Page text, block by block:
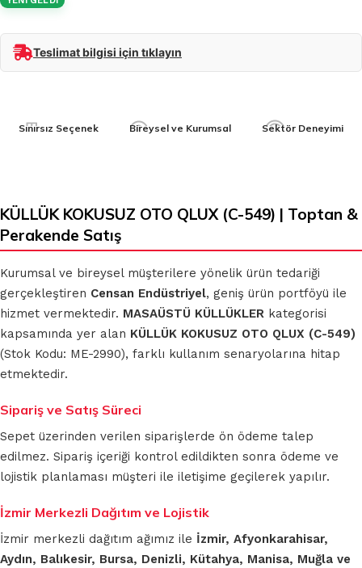
Teslimat bilgisi için tıklayın
Sınırsız Seçenek Bireysel ve Kurumsal Sektör Deneyimi
KÜLLÜK KOKUSUZ OTO QLUX (C-549) | Toptan &
Perakende Satış
Kurumsal ve bireysel müşterilere yönelik ürün tedariği
gerçekleştiren Censan Endüstriyel, geniş ürün portföyü ile
hizmet vermektedir. MASAÜSTÜ KÜLLÜKLER kategorisi
kapsamında yer alan KÜLLÜK KOKUSUZ OTO QLUX (C-549)
(Stok Kodu: ME-2990), farklı kullanım senaryolarına hitap
etmektedir.
Sipariş ve Satış Süreci
Sepet üzerinden verilen siparişlerde ön ödeme talep
edilmez. Sipariş içeriği kontrol edildikten sonra ödeme ve
lojistik planlaması müşteri ile iletişime geçilerek yapılır.
İzmir Merkezli Dağıtım ve Lojistik
İzmir merkezli dağıtım ağımız ile İzmir, Afyonkarahisar,
Aydın, Balıkesir, Bursa, Denizli, Kütahya, Manisa, Muğla ve